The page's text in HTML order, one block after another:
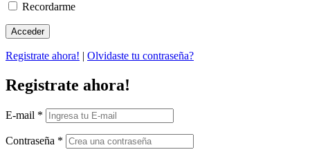
Recordarme
Registrate ahora! | Olvidaste tu contraseña?
Registrate ahora!
E-mail *
Contraseña *